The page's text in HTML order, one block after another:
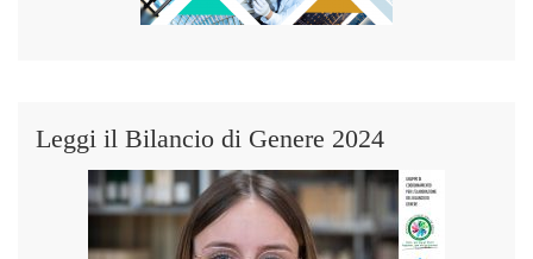
Leggi il Bilancio di Genere 2024